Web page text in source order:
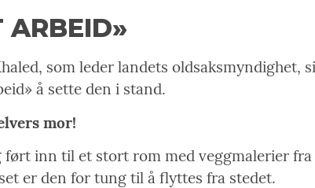
ARBEID»
som leder landets
å sette den i stand.
mor!
ført inn til et stort rom med veggmalerier
er den for tung til å flyttes fra stedet.